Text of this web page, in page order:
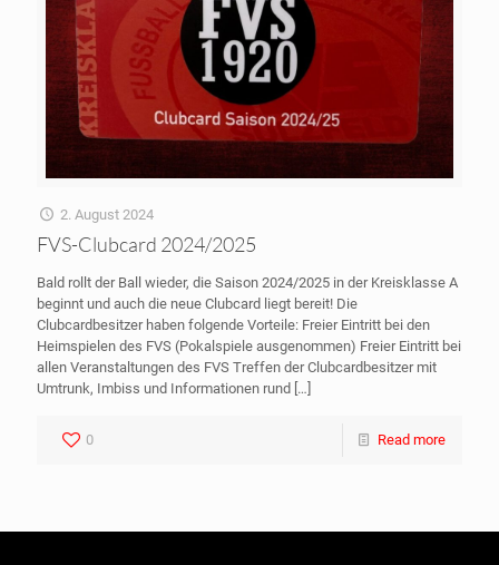
2. August 2024
FVS-Clubcard 2024/2025
Bald rollt der Ball wieder, die Saison 2024/2025 in der Kreisklasse A
beginnt und auch die neue Clubcard liegt bereit! Die
Clubcardbesitzer haben folgende Vorteile: Freier Eintritt bei den
Heimspielen des FVS (Pokalspiele ausgenommen) Freier Eintritt bei
allen Veranstaltungen des FVS Treffen der Clubcardbesitzer mit
Umtrunk, Imbiss und Informationen rund […]
0 Read more